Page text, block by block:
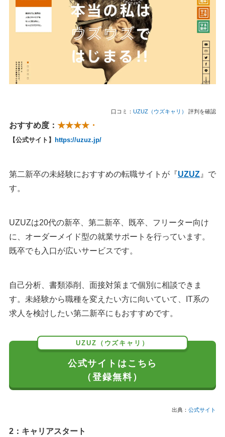
口コミ： UZUZ（ウズキャリ） 評判を確認
おすすめ度： ★★★★・
【公式サイト】 https://uzuz.jp/
第二新卒の未経験におすすめの転職サイトが『UZUZ 』で
す。
UZUZは20代の新卒、第二新卒、既卒、フリーター向け
に、オーダーメイド型の就業サポートを行っています。
既卒でも入口が広いサービスです。
自己分析、書類添削、面接対策まで個別に相談できま
す。未経験から職種を変えたい方に向いていて、IT系の
求人を検討したい第二新卒にもおすすめです。
UZUZ（ウズキャリ）
公式サイトはこちら
（登録無料）
出典： 公式サイト
2：キャリアスタート